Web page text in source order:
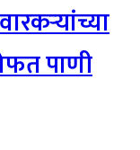
पाणी